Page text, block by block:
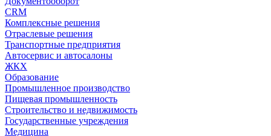
CRM
Комплексные решения
Отраслевые решения
Транспортные предприятия
Автосервис и автосалоны
ЖКХ
Образование
Промышленное производство
Пищевая промышленность
Строительство и недвижимость
Государственные учреждения
Медицина